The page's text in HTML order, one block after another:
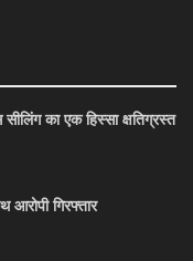
का एक हिस्सा क्षतिग्रस्त
आरोपी गिरफ्तार